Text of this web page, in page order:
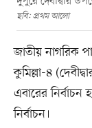
ছবি: প্রথম আলো
জাতীয় নাগরিক
কুমিল্লা-৪
এবারের
নির্বাচন।